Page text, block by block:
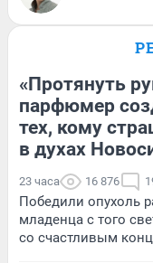
«Протянуть
парфюмер
тех, кому
в духах
23 часа 16 876
Победили опухоль
младенца с того
со счастливым